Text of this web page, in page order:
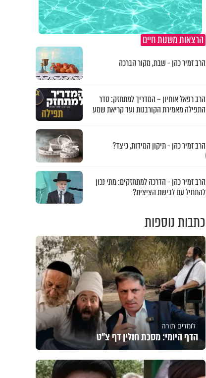
הרצאות משנות חיים
הרב זמיר כהן - שבת, מקור הברכה
הרב רפאל אוחיון – המדריך למתחזק: סדר
התפילה מאמירת הקורבנות ועד קריאת שמע
הרב זמיר כהן - תיקון המידות, כיצד?
הרב זמיר כהן - הדרכה למתחזקים: מתי נכון
להתחיל עם לבישת הציצית?
כתבות נוספות
לומדים תורה
הדף היומי: מסכת חולין דף צ"ט